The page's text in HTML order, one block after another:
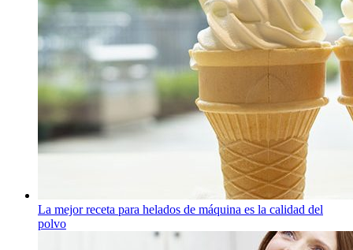
La mejor receta para helados de máquina es la calidad del
polvo